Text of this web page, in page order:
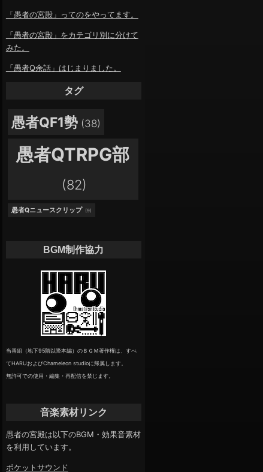
「愚者の宮殿」ってのをやってます。
「愚者の宮殿」をカテゴリ別に分けて
みた。
「愚者Q余話」はじまりました。
タグ
愚者QF1勢 (38)
愚者QTRPG部
(82)
愚者Qニュースクリップ (9)
BGM制作協力
当番組（地下95階以降本編）のＢＧＭ著作権は、すべ
てHARUおよびChameleon studioに帰属します。
無許可での使用・編集・再配信を禁じます。
音楽素材リンク
愚者の宮殿は以下のBGM・効果音素材
を利用しています。
ポケットサウンド